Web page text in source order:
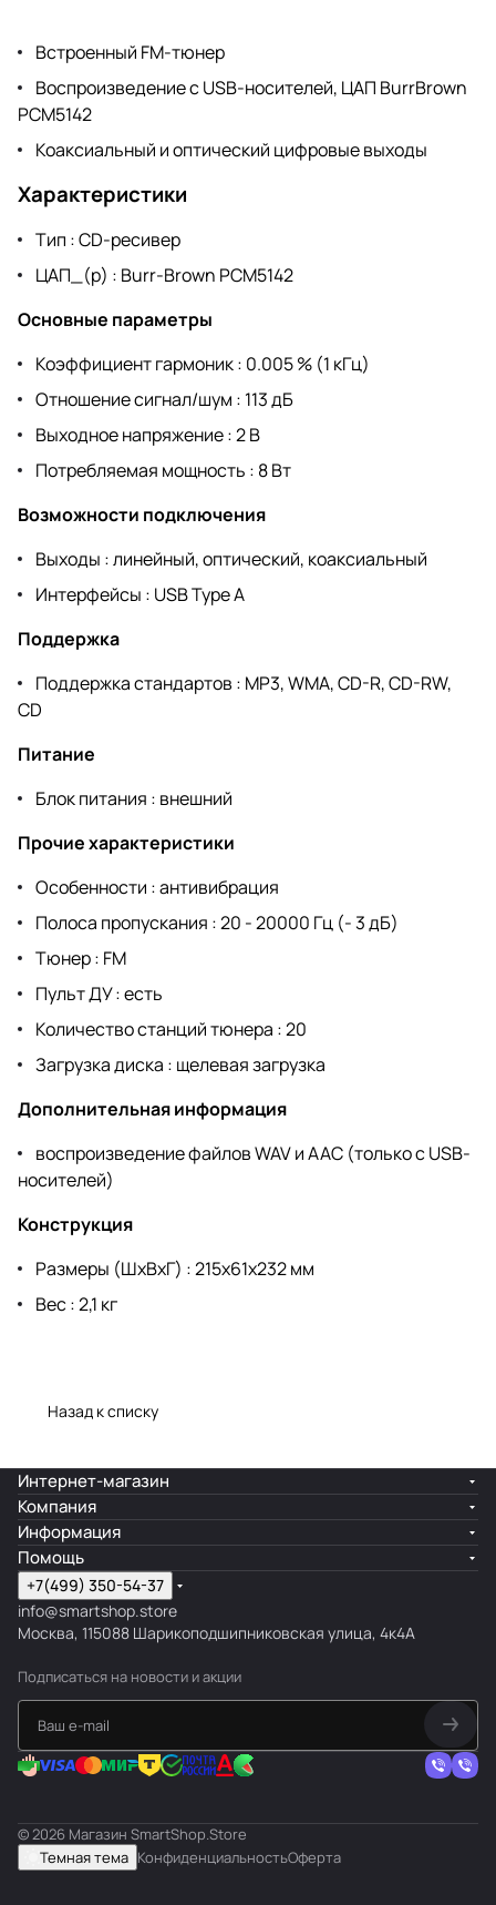
Встроенный FM-тюнер
Воспроизведение с USB-носителей, ЦАП BurrBrown
PCM5142
Коаксиальный и оптический цифровые выходы
Характеристики
Тип : CD-ресивер
ЦАП_(р) : Burr-Brown PCM5142
Основные параметры
Коэффициент гармоник : 0.005 % (1 кГц)
Отношение сигнал/шум : 113 дБ
Выходное напряжение : 2 В
Потребляемая мощность : 8 Вт
Возможности подключения
Выходы : линейный, оптический, коаксиальный
Интерфейсы : USB Type A
Поддержка
Поддержка стандартов : MP3, WMA, CD-R, CD-RW,
CD
Питание
Блок питания : внешний
Прочие характеристики
Особенности : антивибрация
Полоса пропускания : 20 - 20000 Гц (- 3 дБ)
Тюнер : FM
Пульт ДУ : есть
Количество станций тюнера : 20
Загрузка диска : щелевая загрузка
Дополнительная информация
воспроизведение файлов WAV и AAC (только с USB-
носителей)
Конструкция
Размеры (ШхВхГ) : 215x61x232 мм
Вес : 2,1 кг
Назад к списку
Интернет-магазин
Компания
Информация
Помощь
+7(499) 350-54-37
info@smartshop.store
Москва, 115088 Шарикоподшипниковская улица, 4к4А
Подписаться на новости и акции
© 2026 Магазин SmartShop.Store
Темная тема КонфиденциальностьОферта